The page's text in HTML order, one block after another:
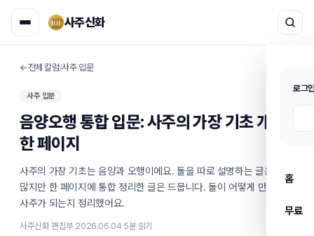
사주신화
로그
홈
무료
←전체 칼럼/사주 입문
사주 입문
음양오행 통합 입문: 사주의 가장 기초 개념
한 페이지
사주의 가장 기초는 음양과 오행이에요. 둘을 따로 설명하는 글은
많지만 한 페이지에 통합 정리한 글은 드뭅니다. 둘이 어떻게 만나
사주가 되는지 정리했어요.
사주신화 편집부·2026.06.04·5분 읽기